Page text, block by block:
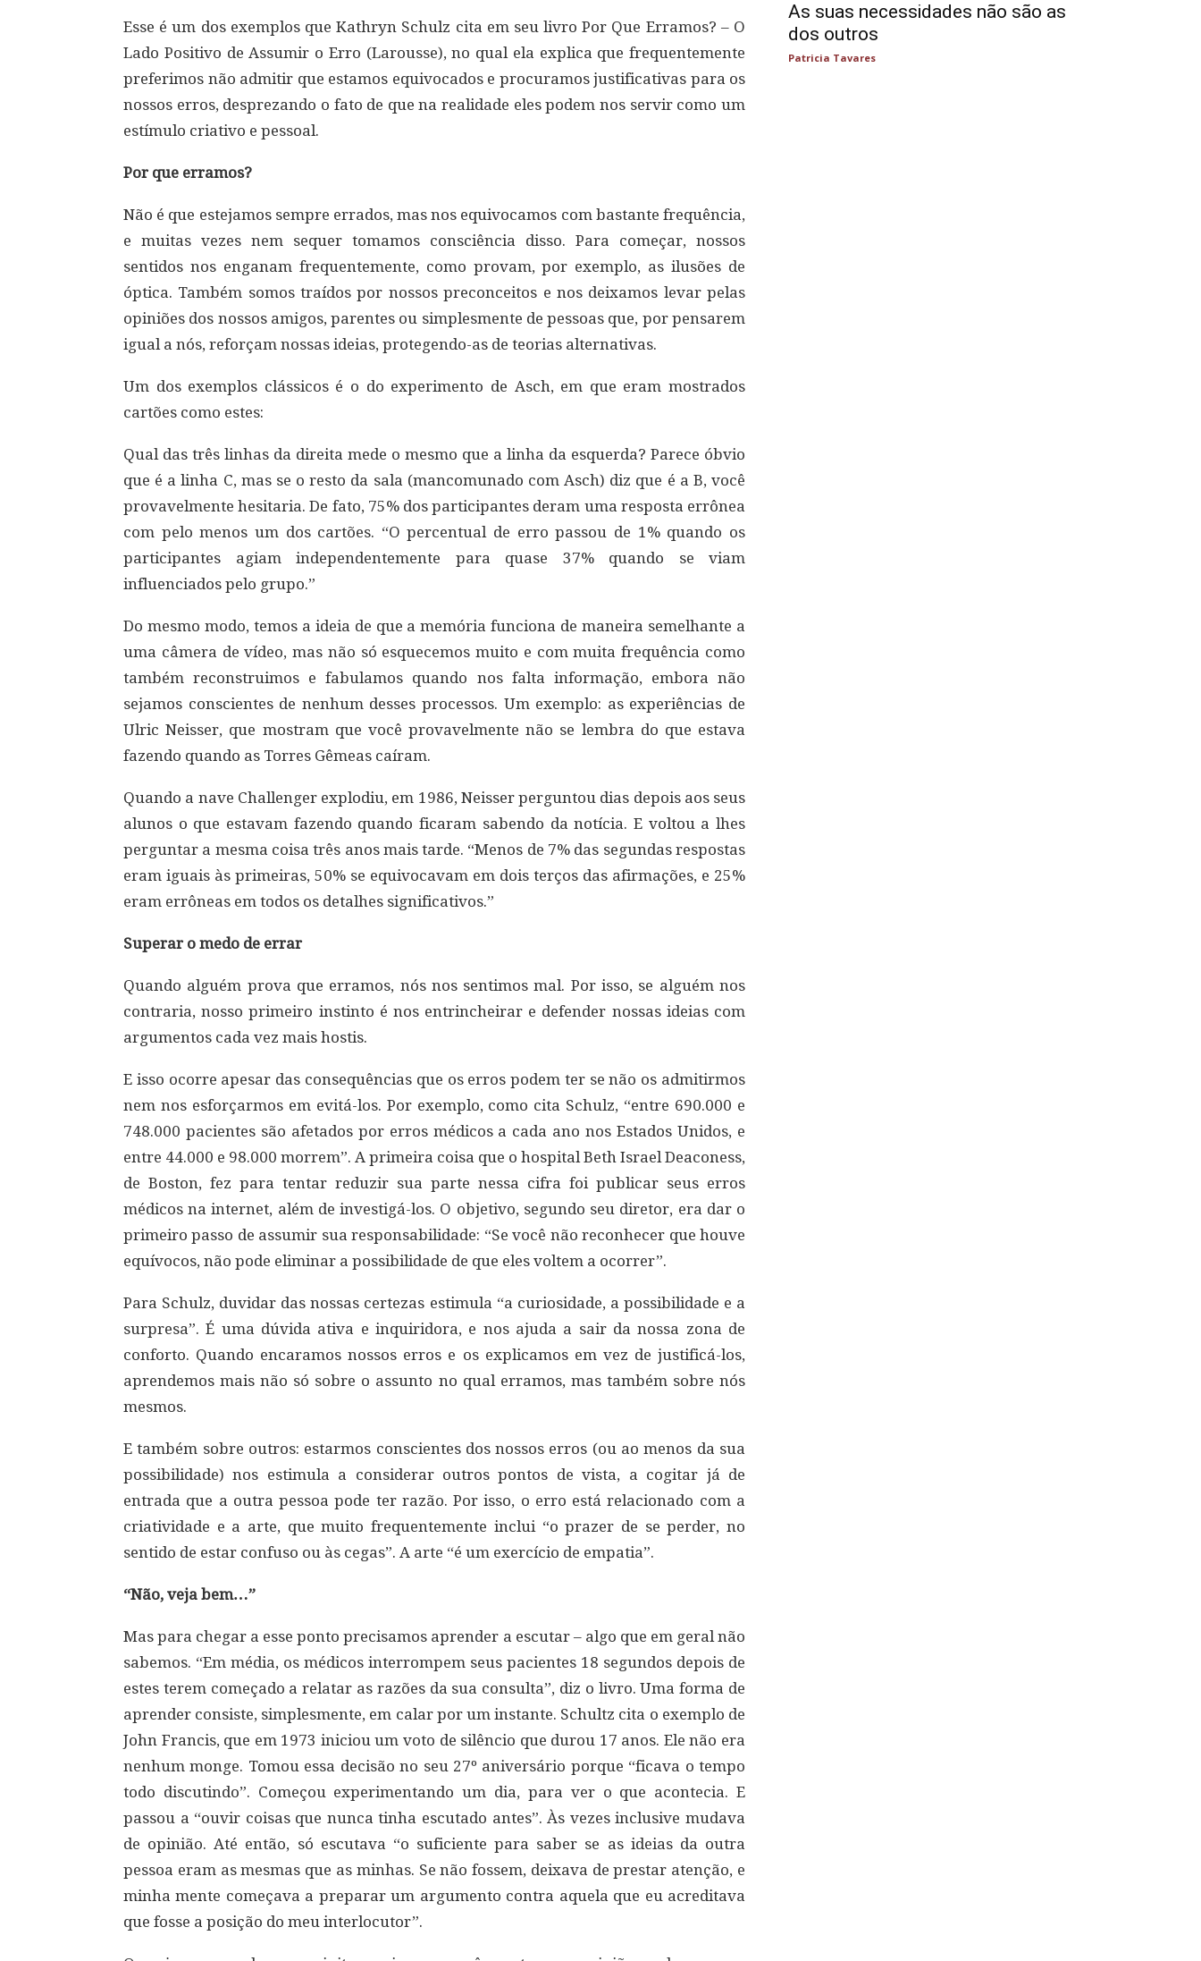
Esse é um dos exemplos que Kathryn Schulz cita em seu livro Por Que Erramos? – O
Lado Positivo de Assumir o Erro (Larousse), no qual ela explica que frequentemente
preferimos não admitir que estamos equivocados e procuramos justificativas para os
nossos erros, desprezando o fato de que na realidade eles podem nos servir como um
estímulo criativo e pessoal.
Por que erramos?
Não é que estejamos sempre errados, mas nos equivocamos com bastante frequência,
e muitas vezes nem sequer tomamos consciência disso. Para começar, nossos
sentidos nos enganam frequentemente, como provam, por exemplo, as ilusões de
óptica. Também somos traídos por nossos preconceitos e nos deixamos levar pelas
opiniões dos nossos amigos, parentes ou simplesmente de pessoas que, por pensarem
igual a nós, reforçam nossas ideias, protegendo-as de teorias alternativas.
Um dos exemplos clássicos é o do experimento de Asch, em que eram mostrados
cartões como estes:
Qual das três linhas da direita mede o mesmo que a linha da esquerda? Parece óbvio
que é a linha C, mas se o resto da sala (mancomunado com Asch) diz que é a B, você
provavelmente hesitaria. De fato, 75% dos participantes deram uma resposta errônea
com pelo menos um dos cartões. “O percentual de erro passou de 1% quando os
participantes agiam independentemente para quase 37% quando se viam
influenciados pelo grupo.”
Do mesmo modo, temos a ideia de que a memória funciona de maneira semelhante a
uma câmera de vídeo, mas não só esquecemos muito e com muita frequência como
também reconstruimos e fabulamos quando nos falta informação, embora não
sejamos conscientes de nenhum desses processos. Um exemplo: as experiências de
Ulric Neisser, que mostram que você provavelmente não se lembra do que estava
fazendo quando as Torres Gêmeas caíram.
Quando a nave Challenger explodiu, em 1986, Neisser perguntou dias depois aos seus
alunos o que estavam fazendo quando ficaram sabendo da notícia. E voltou a lhes
perguntar a mesma coisa três anos mais tarde. “Menos de 7% das segundas respostas
eram iguais às primeiras, 50% se equivocavam em dois terços das afirmações, e 25%
eram errôneas em todos os detalhes significativos.”
Superar o medo de errar
Quando alguém prova que erramos, nós nos sentimos mal. Por isso, se alguém nos
contraria, nosso primeiro instinto é nos entrincheirar e defender nossas ideias com
argumentos cada vez mais hostis.
E isso ocorre apesar das consequências que os erros podem ter se não os admitirmos
nem nos esforçarmos em evitá-los. Por exemplo, como cita Schulz, “entre 690.000 e
748.000 pacientes são afetados por erros médicos a cada ano nos Estados Unidos, e
entre 44.000 e 98.000 morrem”. A primeira coisa que o hospital Beth Israel Deaconess,
de Boston, fez para tentar reduzir sua parte nessa cifra foi publicar seus erros
médicos na internet, além de investigá-los. O objetivo, segundo seu diretor, era dar o
primeiro passo de assumir sua responsabilidade: “Se você não reconhecer que houve
equívocos, não pode eliminar a possibilidade de que eles voltem a ocorrer”.
Para Schulz, duvidar das nossas certezas estimula “a curiosidade, a possibilidade e a
surpresa”. É uma dúvida ativa e inquiridora, e nos ajuda a sair da nossa zona de
conforto. Quando encaramos nossos erros e os explicamos em vez de justificá-los,
aprendemos mais não só sobre o assunto no qual erramos, mas também sobre nós
mesmos.
E também sobre outros: estarmos conscientes dos nossos erros (ou ao menos da sua
possibilidade) nos estimula a considerar outros pontos de vista, a cogitar já de
entrada que a outra pessoa pode ter razão. Por isso, o erro está relacionado com a
criatividade e a arte, que muito frequentemente inclui “o prazer de se perder, no
sentido de estar confuso ou às cegas”. A arte “é um exercício de empatia”.
“Não, veja bem…”
Mas para chegar a esse ponto precisamos aprender a escutar – algo que em geral não
sabemos. “Em média, os médicos interrompem seus pacientes 18 segundos depois de
estes terem começado a relatar as razões da sua consulta”, diz o livro. Uma forma de
aprender consiste, simplesmente, em calar por um instante. Schultz cita o exemplo de
John Francis, que em 1973 iniciou um voto de silêncio que durou 17 anos. Ele não era
nenhum monge. Tomou essa decisão no seu 27º aniversário porque “ficava o tempo
todo discutindo”. Começou experimentando um dia, para ver o que acontecia. E
passou a “ouvir coisas que nunca tinha escutado antes”. Às vezes inclusive mudava
de opinião. Até então, só escutava “o suficiente para saber se as ideias da outra
pessoa eram as mesmas que as minhas. Se não fossem, deixava de prestar atenção, e
minha mente começava a preparar um argumento contra aquela que eu acreditava
que fosse a posição do meu interlocutor”.
As suas necessidades não são as
dos outros
Patricia Tavares